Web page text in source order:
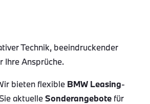
Technik, beeindruckender
Ihre Ansprüche.
bieten flexible BMW Leasing-
aktuelleSonderangebote für